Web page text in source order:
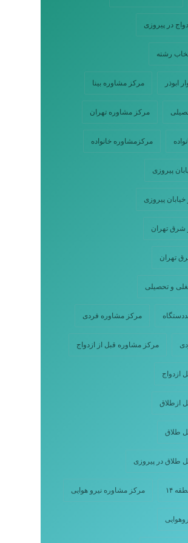
در پیروزی
رشته
ابوذر مرکز مشاوره بینا
مرکز مشاوره تهران
مرکزمشاوره خانواده
پیروزی
پیروزی
شرق تهران
تهران
و تحصیلی
مرکز مشاوره فردی
مرکز مشاوره قبل از ازدواج
ازدواج
ازطلاق
طلاق
طلاق در پیروزی
۱۴ مرکز مشاوره نیرو هوایی